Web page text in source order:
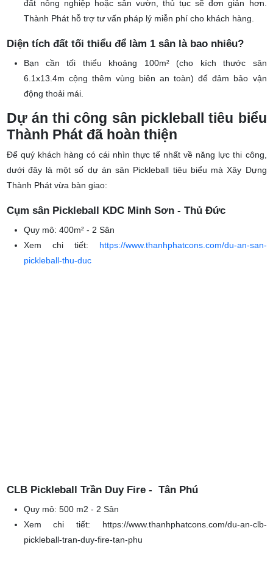
phép xây dựng. Nếu là sân ngoài trời, quây lưới tạm thời trên
đất nông nghiệp hoặc sân vườn, thủ tục sẽ đơn giản hơn.
Diện tích đất tối thiểu để làm 1 sân là bao nhiêu?
Bạn cần tối thiểu khoảng 100m² (cho kích thước sân
6.1x13.4m cộng thêm vùng biên an toàn) để đảm bảo vận
Dự án thi công sân pickleball tiêu biểu
Thành Phát đã hoàn thiện
Để quý khách hàng có cái nhìn thực tế nhất về năng lực thi công,
dưới đây là một số dự án sân Pickleball tiêu biểu mà Xây Dựng
Cụm sân Pickleball KDC Minh Sơn - Thủ Đức
Quy mô:400m² - 2 Sân
Xem chi tiết:
CLB Pickleball Trần Duy Fire - Tân Phú
Quy mô:500 m2 - 2 Sân
Xem chi tiết:
https://www.thanhphatcons.com/du-an-clb-